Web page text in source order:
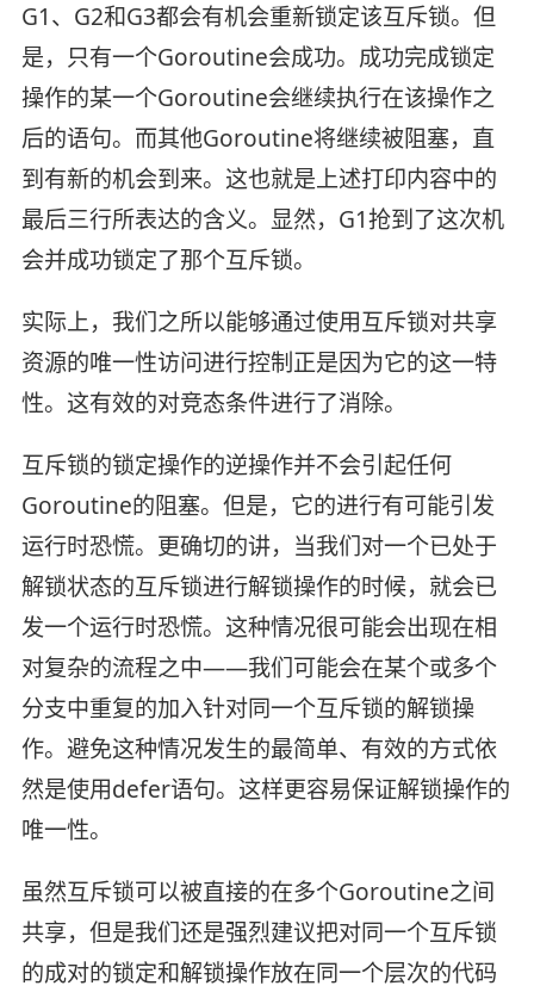
G1、G2和G3都会有机会重新锁定该互斥锁。但
是，只有一个Goroutine会成功。成功完成锁定
操作的某一个Goroutine会继续执行在该操作之
后的语句。而其他Goroutine将继续被阻塞，直
到有新的机会到来。这也就是上述打印内容中的
最后三行所表达的含义。显然，G1抢到了这次机
会并成功锁定了那个互斥锁。
实际上，我们之所以能够通过使用互斥锁对共享
资源的唯一性访问进行控制正是因为它的这一特
性。这有效的对竞态条件进行了消除。
互斥锁的锁定操作的逆操作并不会引起任何
Goroutine的阻塞。但是，它的进行有可能引发
运行时恐慌。更确切的讲，当我们对一个已处于
解锁状态的互斥锁进行解锁操作的时候，就会已
发一个运行时恐慌。这种情况很可能会出现在相
对复杂的流程之中——我们可能会在某个或多个
分支中重复的加入针对同一个互斥锁的解锁操
作。避免这种情况发生的最简单、有效的方式依
然是使用defer语句。这样更容易保证解锁操作的
唯一性。
虽然互斥锁可以被直接的在多个Goroutine之间
共享，但是我们还是强烈建议把对同一个互斥锁
的成对的锁定和解锁操作放在同一个层次的代码